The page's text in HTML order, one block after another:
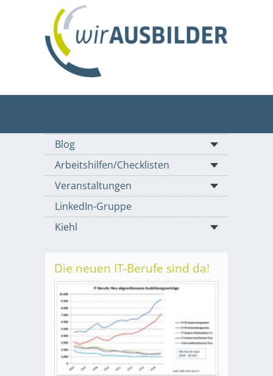
Blog
Arbeitshilfen/Checklisten
Veranstaltungen
LinkedIn-Gruppe
Kiehl
Die neuen IT-Berufe sind da!